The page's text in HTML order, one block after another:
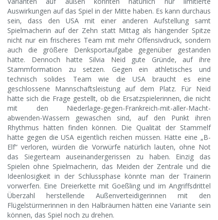
Auswirkungen auf das Spiel in der Mitte haben. Es kann durchaus
sein, dass den USA mit einer anderen Aufstellung samt
Spielmacherin auf der Zehn statt Mittag als hängender Spitze
nicht nur ein frischeres Team mit mehr Offensivdruck, sondern
auch die größere Denksportaufgabe gegenüber gestanden
hätte. Dennoch hatte Silvia Neid gute Gründe, auf ihre
Stammformation zu setzen. Gegen ein athletisches und
technisch solides Team wie die USA braucht es eine
geschlossene Mannschaftsleistung auf dem Platz. Für Neid
hätte sich die Frage gestellt, ob die Ersatzspielerinnen, die nicht
mit den Niederlage-gegen-Frankreich-mit-aller-Macht-
abwenden-Wassern gewaschen sind, auf den Punkt ihren
Rhythmus hätten finden können. Die Qualität der Stammelf
hätte gegen die USA eigentlich reichen müssen. Hätte eine „B-
Elf“ verloren, würden die Vorwürfe natürlich lauten, ohne Not
das Siegerteam auseinandergerissen zu haben. Einzig das
Spielen ohne Spielmacherin, das Meiden der Zentrale und die
Ideenlosigkeit in der Schlussphase könnte man der Trainerin
vorwerfen. Eine Dreierkette mit Goeßling und im Angriffsdrittel
Überzahl herstellende Außenverteidigerinnen mit den
Flügelstürmerinnen in den Halbräumen hätten eine Variante sein
können, das Spiel noch zu drehen.